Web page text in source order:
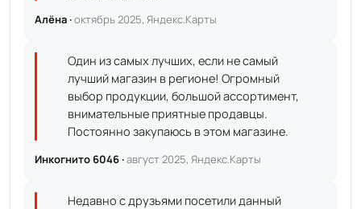
Алёна ·октябрь 2025, Яндекс.Карты
Один из самых лучших, если не самый
лучший магазин в регионе! Огромный
выбор продукции, большой ассортимент,
внимательные приятные продавцы.
Постоянно закупаюсь в этом магазине.
Инкогнито 6046 ·август 2025, Яндекс.Карты
Недавно с друзьями посетили данный